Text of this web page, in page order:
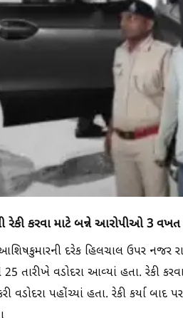
રેકી કરવા માટે બન્ને આરોપીઓ 3
દરેક હિલચાલ ઉપર નજર
તારીખે વડોદરા આવ્યાં હતા. રેકી
વડોદરા પહોંચ્યાં હતા. રેકી કર્યા